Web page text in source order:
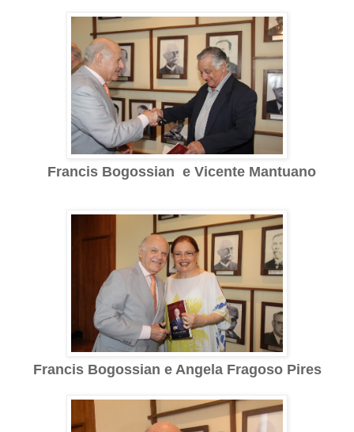
Francis Bogossian e Vicente Mantuano
Francis Bogossian e Angela Fragoso Pires